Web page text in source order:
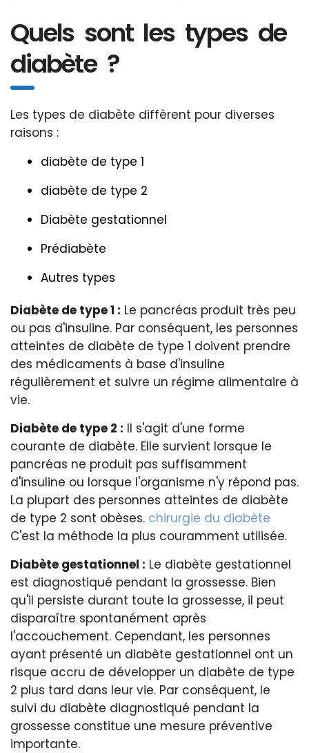
Quels sont les types de
diabète ?
Les types de diabète diffèrent pour diverses
raisons :
diabète de type 1
diabète de type 2
Diabète gestationnel
Prédiabète
Autres types
Diabète de type 1 : Le pancréas produit très peu
ou pas d'insuline. Par conséquent, les personnes
atteintes de diabète de type 1 doivent prendre
des médicaments à base d'insuline
régulièrement et suivre un régime alimentaire à
vie.
Diabète de type 2 : Il s'agit d'une forme
courante de diabète. Elle survient lorsque le
pancréas ne produit pas suffisamment
d'insuline ou lorsque l'organisme n'y répond pas.
La plupart des personnes atteintes de diabète
de type 2 sont obèses. chirurgie du diabète
C'est la méthode la plus couramment utilisée.
Diabète gestationnel : Le diabète gestationnel
est diagnostiqué pendant la grossesse. Bien
qu'il persiste durant toute la grossesse, il peut
disparaître spontanément après
l'accouchement. Cependant, les personnes
ayant présenté un diabète gestationnel ont un
risque accru de développer un diabète de type
2 plus tard dans leur vie. Par conséquent, le
suivi du diabète diagnostiqué pendant la
grossesse constitue une mesure préventive
importante.